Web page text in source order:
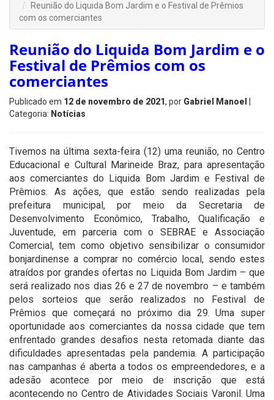
Reunião do Liquida Bom Jardim e o Festival de Prêmios
com os comerciantes
Reunião do Liquida Bom Jardim e o
Festival de Prêmios com os
comerciantes
Publicado em 12 de novembro de 2021, por Gabriel Manoel
Categoria: Notícias
Tivemos na última sexta-feira (12) uma reunião, no Centro
Educacional e Cultural Marineide Braz, para apresentação
aos comerciantes do Liquida Bom Jardim e Festival de
Prêmios. As ações, que estão sendo realizadas pela
prefeitura municipal, por meio da Secretaria de
Desenvolvimento Econômico, Trabalho, Qualificação e
Juventude, em parceria com o SEBRAE e Associação
Comercial, tem como objetivo sensibilizar o consumidor
bonjardinense a comprar no comércio local, sendo estes
atraídos por grandes ofertas no Liquida Bom Jardim – que
será realizado nos dias 26 e 27 de novembro – e também
pelos sorteios que serão realizados no Festival de
Prêmios que começará no próximo dia 29. Uma super
oportunidade aos comerciantes da nossa cidade que tem
enfrentado grandes desafios nesta retomada diante das
dificuldades apresentadas pela pandemia. A participação
nas campanhas é aberta a todos os empreendedores, e a
adesão acontece por meio de inscrição que está
acontecendo no Centro de Atividades Sociais Varonil. Uma